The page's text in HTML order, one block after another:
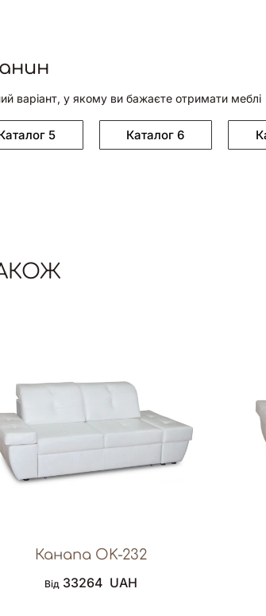
варіант, у якому ви бажаєте отримати меблі
5 Каталог 6
Канапа OK-232
Від 33264 UAH